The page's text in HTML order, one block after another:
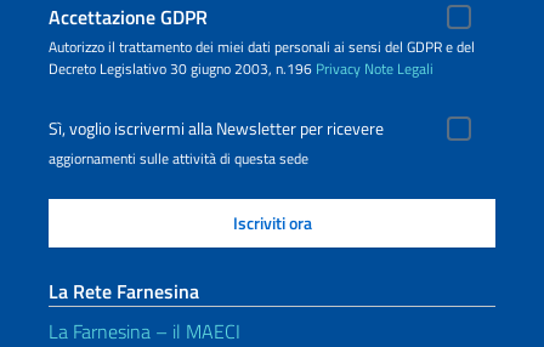
Accettazione GDPR
Autorizzo il trattamento dei miei dati personali ai sensi del GDPR e del
Decreto Legislativo 30 giugno 2003, n.196 Privacy Note Legali
Sì, voglio iscrivermi alla Newsletter per ricevere
aggiornamenti sulle attività di questa sede
La Rete Farnesina
La Farnesina – il MAECI